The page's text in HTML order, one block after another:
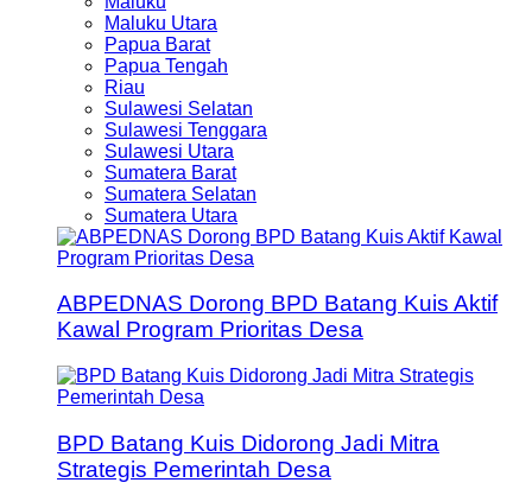
Maluku Utara
Papua Barat
Papua Tengah
Riau
Sulawesi Selatan
Sulawesi Tenggara
Sulawesi Utara
Sumatera Barat
Sumatera Selatan
Sumatera Utara
ABPEDNAS Dorong BPD Batang Kuis Aktif
Kawal Program Prioritas Desa
BPD Batang Kuis Didorong Jadi Mitra
Strategis Pemerintah Desa